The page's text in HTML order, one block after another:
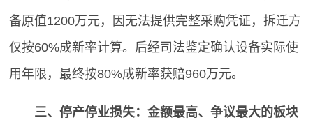
备原值1200万元，因无法提供完整采购凭证，拆迁方
仅按60%成新率计算。后经司法鉴定确认设备实际使
用年限，最终按80%成新率获赔960万元。
三、停产停业损失：金额最高、争议最大的板块